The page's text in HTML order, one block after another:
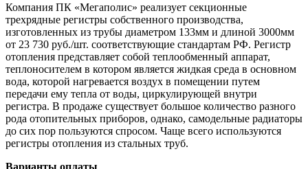
Компания ПК «Мегаполис» реализует секционные
трехрядные регистры собственного производства,
изготовленных из трубы диаметром 133мм и длиной 3000мм
от 23 730 руб./шт. соответствующие стандартам РФ. Регистр
отопления представляет собой теплообменный аппарат,
теплоносителем в котором является жидкая среда в основном
вода, которой нагревается воздух в помещении путем
передачи ему тепла от воды, циркулирующей внутри
регистра. В продаже существует большое количество разного
рода отопительных приборов, однако, самодельные радиаторы
до сих пор пользуются спросом. Чаще всего используются
регистры отопления из стальных труб.
Варианты оплаты